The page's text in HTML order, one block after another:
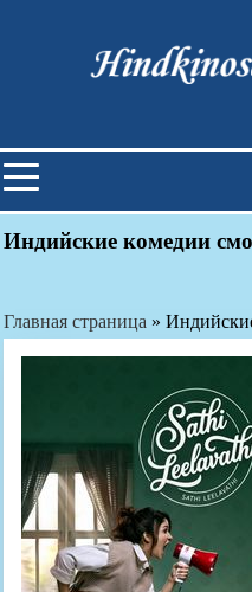
Индийские
Индийские комедии
Главная страница »